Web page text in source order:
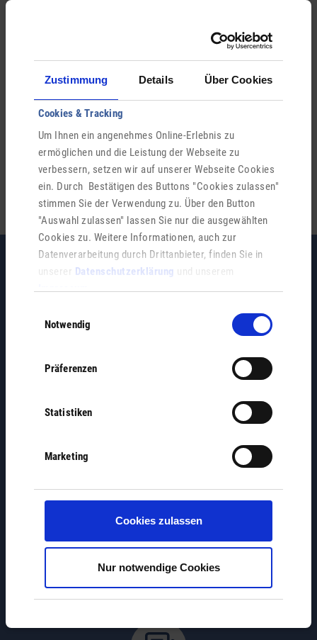
Zustimmung Details Über Cookies
Cookies & Tracking
Um Ihnen ein angenehmes Online-Erlebnis zu
ermöglichen und die Leistung der Webseite zu
verbessern, setzen wir auf unserer Webseite Cookies
ein. Durch Bestätigen des Buttons "Cookies zulassen"
stimmen Sie der Verwendung zu. Über den Button
"Auswahl zulassen" lassen Sie nur die ausgewählten
Cookies zu. Weitere Informationen, auch zur
Datenverarbeitung durch Drittanbieter, finden Sie in
unserer Datenschutzerklärung und unserem
Impressum.
Notwendig
Präferenzen
Statistiken
Marketing
Cookies zulassen
Nur notwendige Cookies
Ähnliche Einträge
An-/ Ab- und Ummeldung Wohnsitz
Abfallentsorgung
Wasserversorgung
Wo erledige ich was?